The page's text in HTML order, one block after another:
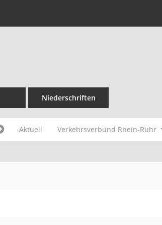
Niederschriften
Aktuell Verkehrsverbund Rhein-Ruhr